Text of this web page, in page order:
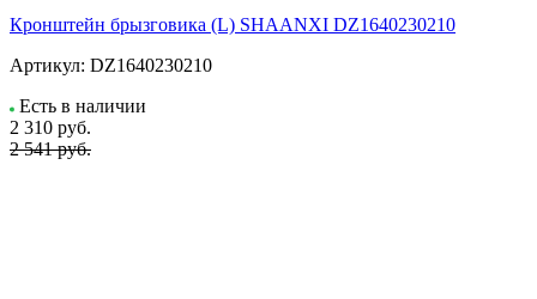
Кронштейн брызговика (L) SHAANXI DZ1640230210
Артикул: DZ1640230210
Есть в наличии
2 310 руб.
2 541 руб.